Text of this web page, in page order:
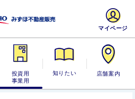
投資用・事業
用
知りたい 店舗案内
マイページ